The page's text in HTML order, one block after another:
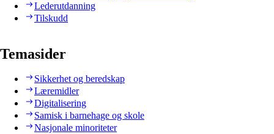
Lederutdanning
Tilskudd
Temasider
Sikkerhet og beredskap
Læremidler
Digitalisering
Samisk i barnehage og skole
Nasjonale minoriteter